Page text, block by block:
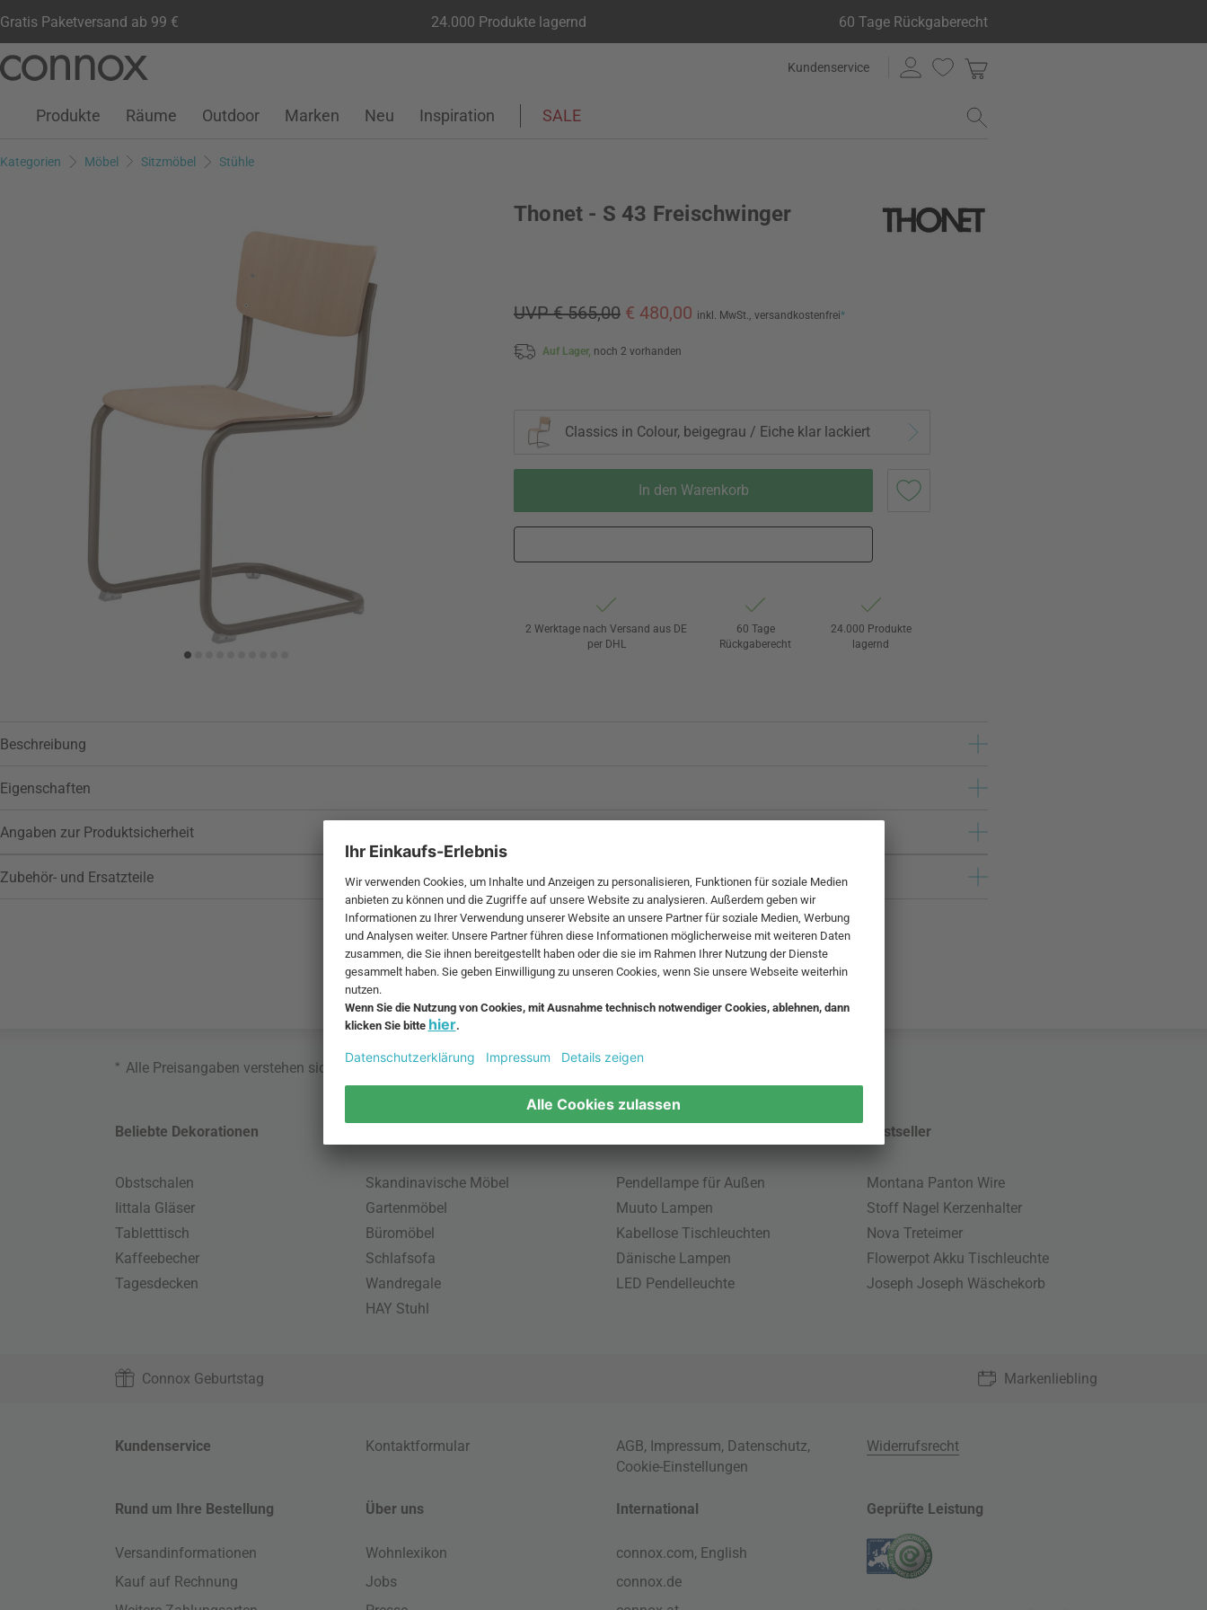
Gratis Paketversand ab 99 € 24.000 Produkte lagernd 60 Tage Rückgaberecht
Seiteninhalt
Suchfeld
Kundenservice
Kundenkonto
Wunschliste
Warenkorb
Produkte Räume Outdoor Marken Neu Inspiration SALE
Kategorien Möbel Sitzmöbel Stühle
Thonet - S 43 Freischwinger
UVP € 565,00 € 480,00 inkl. MwSt., versandkostenfrei*
Auf Lager, noch 2 vorhanden
Classics in Colour, beigegrau / Eiche klar lackiert
In den Warenkorb
2 Werktage nach Versand aus DE
per DHL
60 Tage
Rückgaberecht
24.000 Produkte
lagernd
Beschreibung
Eigenschaften
Angaben zur Produktsicherheit
Zubehör- und Ersatzteile
* Alle Preisangaben verstehen sich inklusive MwSt. und zzgl.Versandkosten.
Beliebte Dekorationen
Obstschalen
Iittala Gläser
Tabletttisch
Kaffeebecher
Tagesdecken
Skandinavische Möbel
Gartenmöbel
Büromöbel
Schlafsofa
Wandregale
HAY Stuhl
Pendellampe für Außen
Muuto Lampen
Kabellose Tischleuchten
Dänische Lampen
LED Pendelleuchte
Bestseller
Montana Panton Wire
Stoff Nagel Kerzenhalter
Nova Treteimer
Flowerpot Akku Tischleuchte
Joseph Joseph Wäschekorb
Connox Geburtstag Markenliebling
Kundenservice Kontaktformular AGB, Impressum, Datenschutz,
Cookie-Einstellungen
Widerrufsrecht
Rund um Ihre Bestellung
Versandinformationen
Kauf auf Rechnung
Über uns
Wohnlexikon
Jobs
International
connox.com, English
connox.de
Geprüfte Leistung